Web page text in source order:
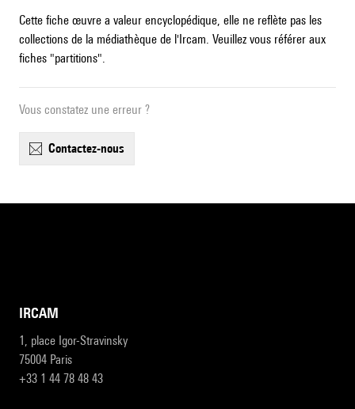
Cette fiche œuvre a valeur encyclopédique, elle ne reflète pas les
collections de la médiathèque de l'Ircam. Veuillez vous référer aux
fiches "partitions".
Vous constatez une erreur ?
contactez-nous
IRCAM
1, place Igor-Stravinsky
75004 Paris
+33 1 44 78 48 43